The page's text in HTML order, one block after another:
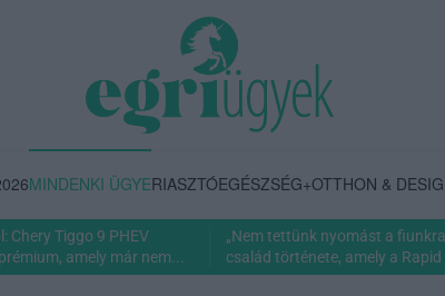
MINDENKI ÜGYERIASZTÓEGÉSZSÉG+OTTHON &
Chery Tiggo 9 PHEV
amely már nem...
„Nem tettünk nyomást a
család története, amely a Rapid